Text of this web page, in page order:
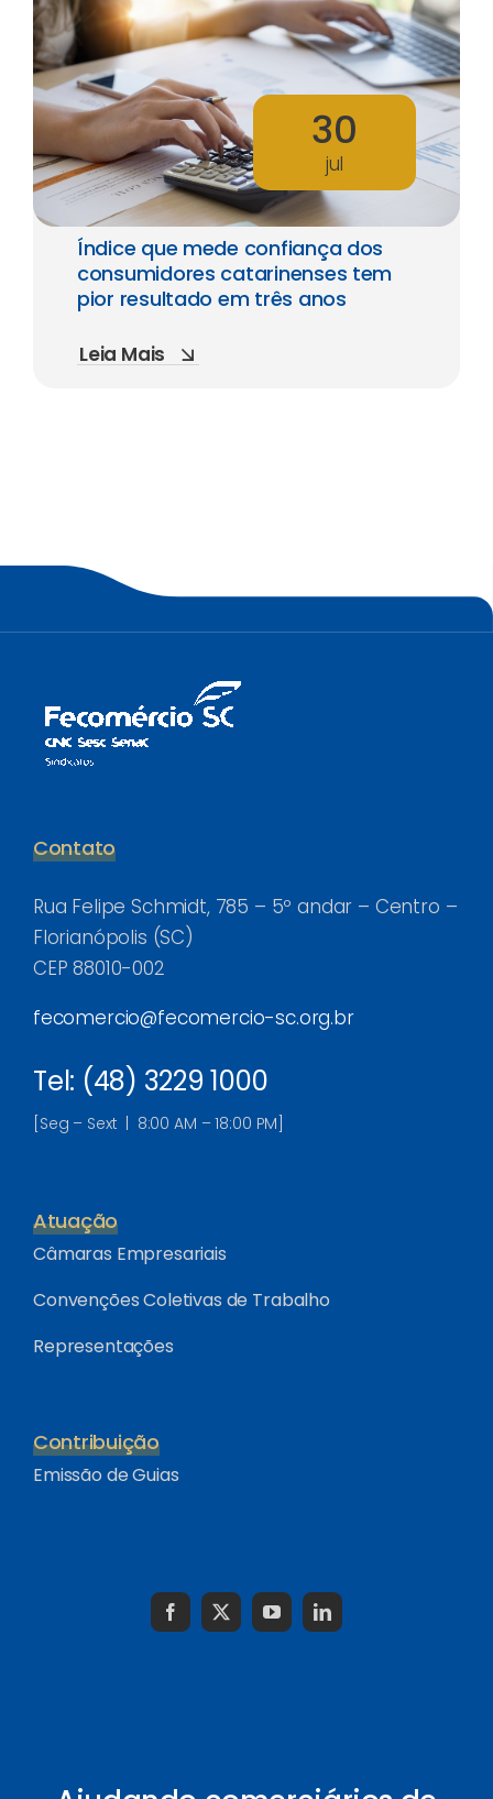
30
jul
Índice que mede confiança dos
consumidores catarinenses tem
pior resultado em três anos
Leia Mais
Contato
Rua Felipe Schmidt, 785 – 5º andar – Centro –
Florianópolis (SC)
CEP 88010-002
fecomercio@fecomercio-sc.org.br
Tel: (48) 3229 1000
[Seg – Sext | 8:00 AM – 18:00 PM]
Atuação
Câmaras Empresariais
Convenções Coletivas de Trabalho
Representações
Contribuição
Emissão de Guias